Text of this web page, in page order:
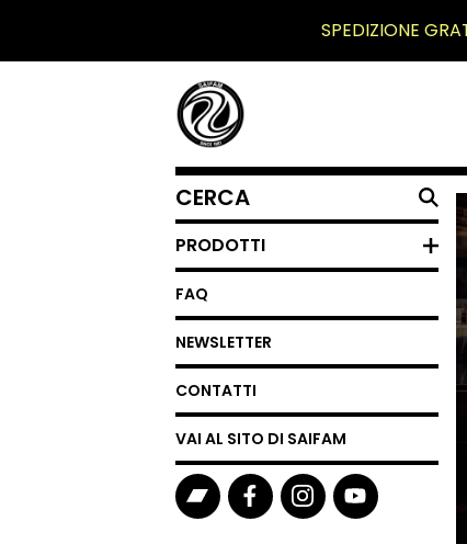
SPEDIZIONE
CERCA
UN
PRODOTTO
PRODOTTI
FAQ
NEWSLETTER
CONTATTI
VAI AL SITO DI SAIFAM